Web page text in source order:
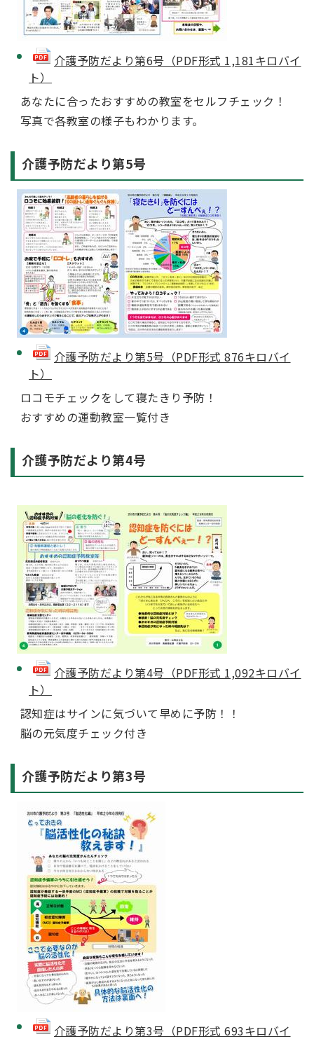
介護予防だより第6号（PDF形式 1,181キロバイ
ト）
あなたに合ったおすすめの教室をセルフチェック！
写真で各教室の様子もわかります。
介護予防だより第5号
介護予防だより第5号（PDF形式 876キロバイ
ト）
ロコモチェックをして寝たきり予防！
おすすめの運動教室一覧付き
介護予防だより第4号
介護予防だより第4号（PDF形式 1,092キロバイ
ト）
認知症はサインに気づいて早めに予防！！
脳の元気度チェック付き
介護予防だより第3号
介護予防だより第3号（PDF形式 693キロバイ